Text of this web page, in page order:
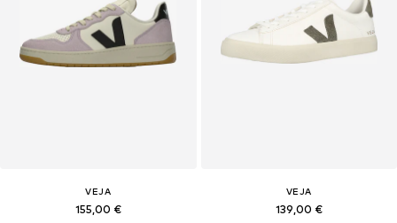
VEJA
155,00 €
VEJA
139,00 €